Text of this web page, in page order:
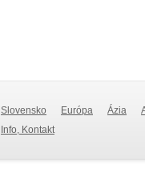
Slovensko Európa Ázia
Info, Kontakt